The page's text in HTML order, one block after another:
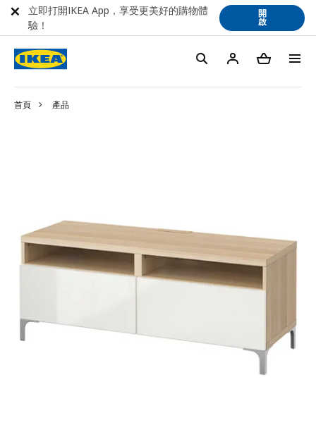
首頁 產品
立即打開IKEA App，享受更美好的購物體
驗！
開
啟